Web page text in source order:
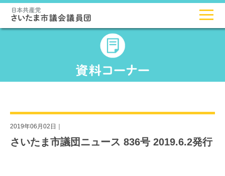
2019年06月02日｜
さいたま市議団ニュース 836号 2019.6.2発行